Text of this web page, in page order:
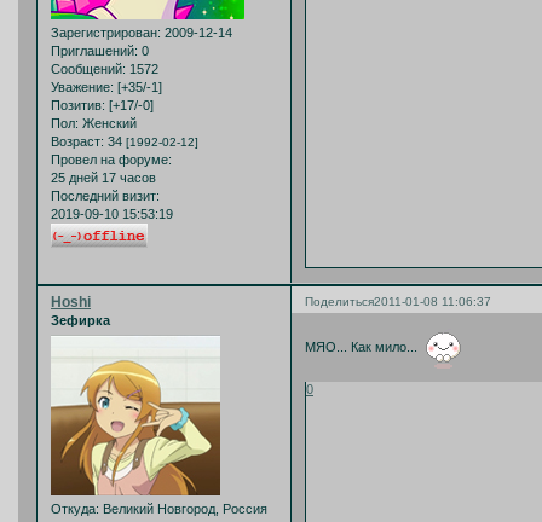
Зарегистрирован: 2009-12-14
Приглашений: 0
Сообщений: 1572
Уважение: [+35/-1]
Позитив: [+17/-0]
Пол: Женский
Возраст: 34 [1992-02-12]
Провел на форуме:
25 дней 17 часов
Последний визит:
2019-09-10 15:53:19
Поделиться2011-01-08 11:06:37
Hoshi
Зефирка
Откуда: Великий Новгород, Россия
МЯО... Как мило...
0